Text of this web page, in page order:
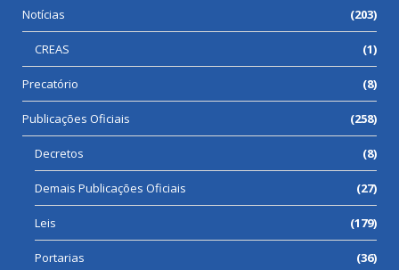
Notícias (203)
CREAS (1)
Precatório (8)
Publicações Oficiais (258)
Decretos (8)
Demais Publicações Oficiais (27)
Leis (179)
Portarias (36)